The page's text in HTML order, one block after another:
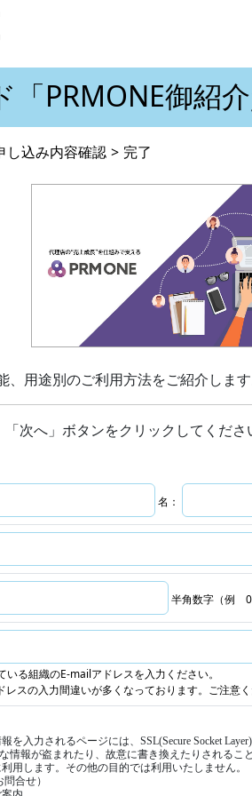
PRMONE御紹介
し込み内容確認 > 完了
用途別のご利用方法をご紹介します
次へ」ボタンをクリックしてくださ
名：
半角数字（例
る組織のE-mailアドレスを入力ください。
スの入力間違いが多くなっております。ご注意く
入力されるページには、SSL(Secure Socket
情報が盗まれたり、故意に書き換えたりされるこ
用します。その他の目的では利用いたしません。
合せ）